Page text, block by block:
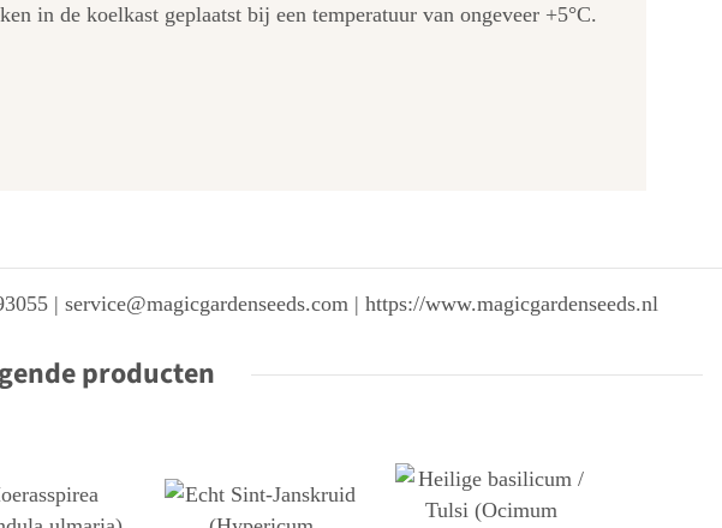
in de koelkast geplaatst bij een temperatuur van ongeveer +5°C.
| service@magicgardenseeds.com | https://www.magicgardenseeds.nl
producten